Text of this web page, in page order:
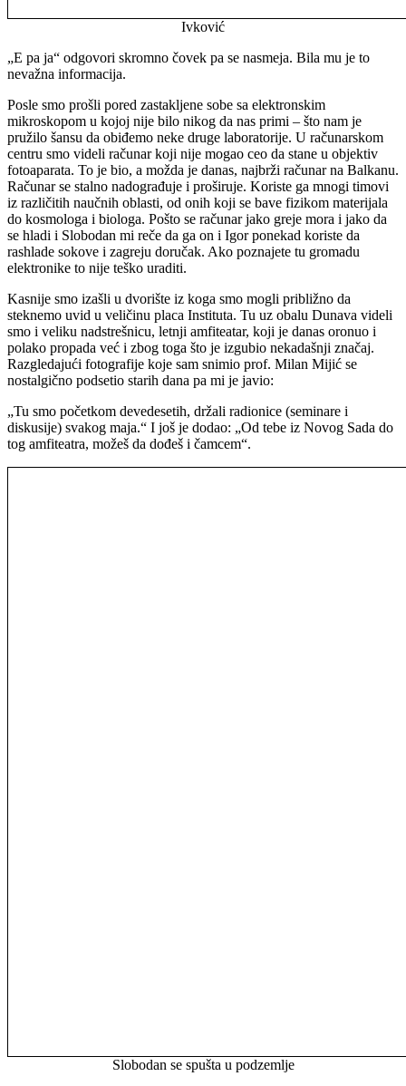
Ivković
„E pa ja“ odgovori skromno čovek pa se nasmeja. Bila mu je to
nevažna informacija.
Posle smo prošli pored zastakljene sobe sa elektronskim
mikroskopom u kojoj nije bilo nikog da nas primi – što nam je
pružilo šansu da obiđemo neke druge laboratorije. U računarskom
centru smo videli računar koji nije mogao ceo da stane u objektiv
fotoaparata. To je bio, a možda je danas, najbrži računar na Balkanu.
Računar se stalno nadograđuje i proširuje. Koriste ga mnogi timovi
iz različitih naučnih oblasti, od onih koji se bave fizikom materijala
do kosmologa i biologa. Pošto se računar jako greje mora i jako da
se hladi i Slobodan mi reče da ga on i Igor ponekad koriste da
rashlade sokove i zagreju doručak. Ako poznajete tu gromadu
elektronike to nije teško uraditi.
Kasnije smo izašli u dvorište iz koga smo mogli približno da
steknemo uvid u veličinu placa Instituta. Tu uz obalu Dunava videli
smo i veliku nadstrešnicu, letnji amfiteatar, koji je danas oronuo i
polako propada već i zbog toga što je izgubio nekadašnji značaj.
Razgledajući fotografije koje sam snimio prof. Milan Mijić se
nostalgično podsetio starih dana pa mi je javio:
„Tu smo početkom devedesetih, držali radionice (seminare i
diskusije) svakog maja.“ I još je dodao: „Od tebe iz Novog Sada do
tog amfiteatra, možeš da dođeš i čamcem“.
Slobodan se spušta u podzemlje